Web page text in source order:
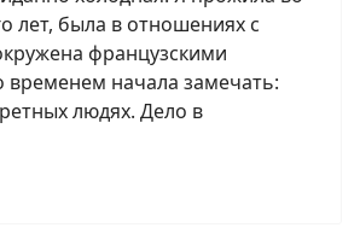
лет, была в отношениях с
французскими
временем начала замечать:
людях. Дело в